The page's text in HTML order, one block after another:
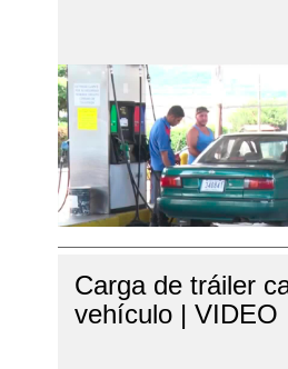
Carga de tráiler
vehículo | VIDEO